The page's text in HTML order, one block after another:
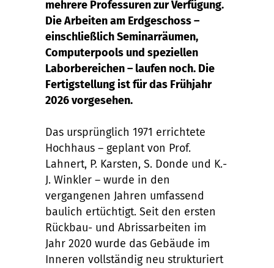
mehrere Professuren zur Verfügung.
Die Arbeiten am Erdgeschoss –
einschließlich Seminarräumen,
Computerpools und speziellen
Laborbereichen – laufen noch. Die
Fertigstellung ist für das Frühjahr
2026 vorgesehen.
Das ursprünglich 1971 errichtete
Hochhaus – geplant von Prof.
Lahnert, P. Karsten, S. Donde und K.-
J. Winkler – wurde in den
vergangenen Jahren umfassend
baulich ertüchtigt. Seit den ersten
Rückbau- und Abrissarbeiten im
Jahr 2020 wurde das Gebäude im
Inneren vollständig neu strukturiert